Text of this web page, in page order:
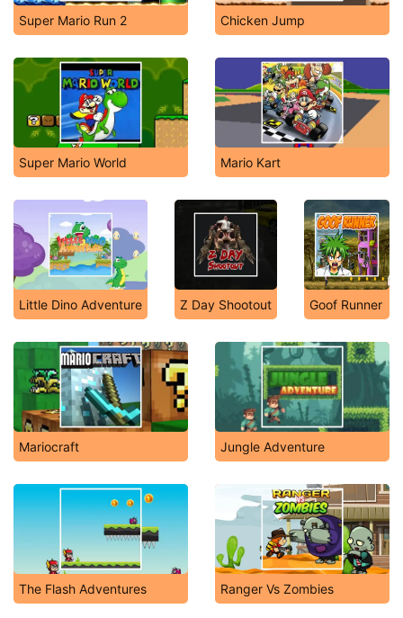
Super Mario Run 2 Chicken Jump
Super Mario World Mario Kart
Little Dino Adventure Z Day Shootout Goof Runner
Mariocraft Jungle Adventure
The Flash Adventures Ranger Vs Zombies